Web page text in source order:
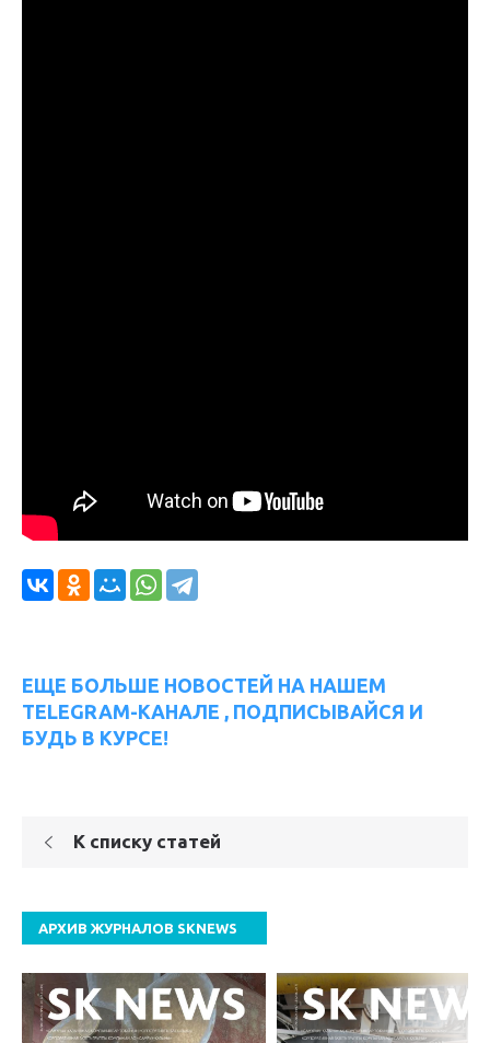
ЕЩЕ БОЛЬШЕ НОВОСТЕЙ НА НАШЕМ
TELEGRAM-КАНАЛЕ , ПОДПИСЫВАЙСЯ И
БУДЬ В КУРСЕ!
К списку статей
АРХИВ ЖУРНАЛОВ SKNEWS